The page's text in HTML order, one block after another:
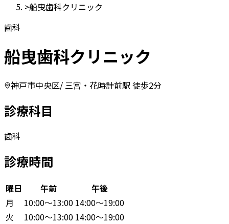
>船曳歯科クリニック
歯科
船曳歯科クリニック
神戸市中央区/ 三宮・花時計前駅 徒歩2分
診療科目
歯科
診療時間
曜日 午前
午後
月
10:00〜13:00 14:00〜19:00
火
10:00〜13:00 14:00〜19:00